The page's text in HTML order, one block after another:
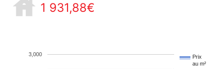
1 931,88€
Prix
au m²
3,000